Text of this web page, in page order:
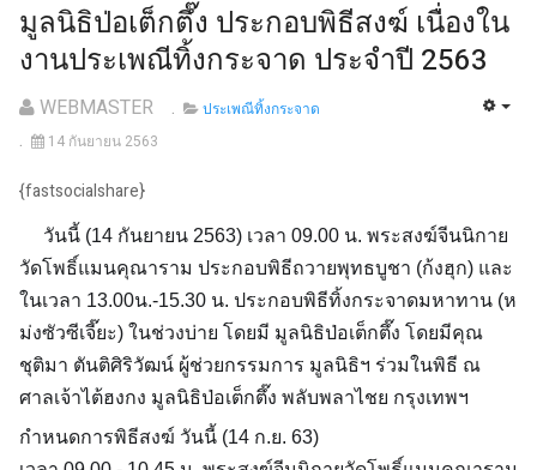
มูลนิธิป่อเต็กตึ๊ง ประกอบพิธีสงฆ์ เนื่องใน
งานประเพณีทิ้งกระจาด ประจำปี 2563
WEBMASTER
ประเพณีทิ้งกระจาด
14 กันยายน 2563
{fastsocialshare}
วันนี้ (14 กันยายน 2563) เวลา 09.00 น. พระสงฆ์จีนนิกาย
วัดโพธิ์แมนคุณาราม ประกอบพิธีถวายพุทธบูชา (ก้งฮุก) และ
ในเวลา 13.00น.-15.30 น. ประกอบพิธีทิ้งกระจาดมหาทาน (ห
ม่งซัวซีเจี๊ยะ) ในช่วงบ่าย โดยมี มูลนิธิป่อเต็กตึ๊ง โดยมีคุณ
ชุติมา ตันติศิริวัฒน์ ผู้ช่วยกรรมการ มูลนิธิฯ ร่วมในพิธี ณ
ศาลเจ้าไต้ฮงกง มูลนิธิป่อเต็กตึ๊ง พลับพลาไชย กรุงเทพฯ
กำหนดการพิธีสงฆ์ วันนี้ (14 ก.ย. 63)